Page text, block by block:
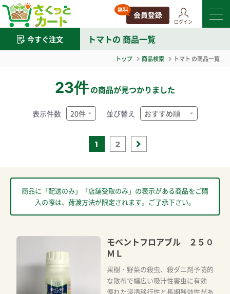
ログイン
今すぐ注文 トマトの 商品一覧
トップ 商品検索 トマト の商品一覧
23件の商品が見つかりました
1 2
表示件数 並び替え
商品に「配送のみ」「店舗受取のみ」の表示がある商品をご購
入の際は、荷渡方法が限定されます。ご了承下さい。
モベントフロアブル ２５０
ＭＬ
果樹・野菜の殺虫、殺ダニ剤予防的
な散布で幅広い吸汁性害虫に有効
優れた浸透移行性と長期残効性があ